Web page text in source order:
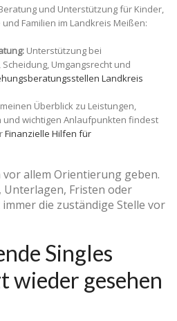
und Unterstützung für Kinder,
Familien im Landkreis Meißen:
Unterstützung bei
Umgangsrecht und
Landkreis
Überblick zu Leistungen,
wichtigen Anlaufpunkten findest
Finanzielle Hilfen für
allem Orientierung geben.
Unterlagen, Fristen oder
die zuständige Stelle vor
Singles
wieder gesehen